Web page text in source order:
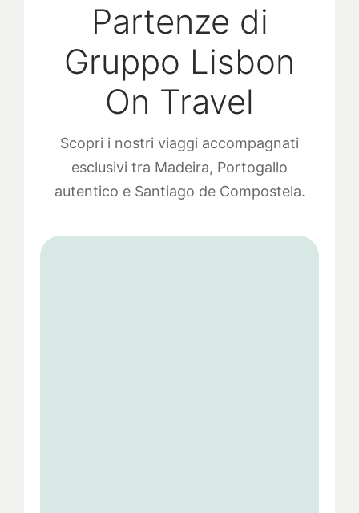
Partenze di
Gruppo Lisbon
On Travel
Scopri i nostri viaggi accompagnati
esclusivi tra Madeira, Portogallo
autentico e Santiago de Compostela.